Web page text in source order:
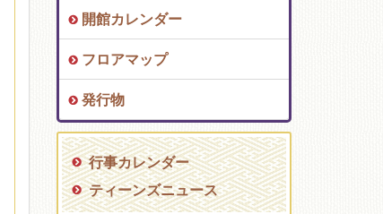
向島図書館
子育て図
コミュニティプラザ深草
図書館
開館カレンダー
フロアマップ
発行物
行事カレンダー
ティーンズニュース